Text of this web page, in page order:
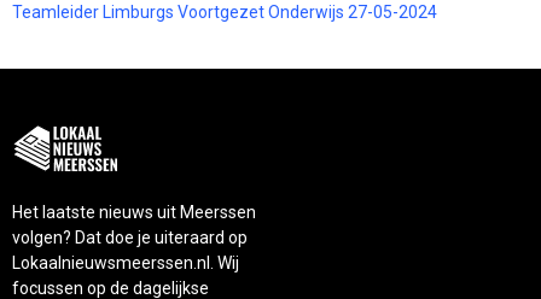
Teamleider Limburgs Voortgezet Onderwijs 27-05-2024
Het laatste nieuws uit Meerssen
volgen? Dat doe je uiteraard op
Lokaalnieuwsmeerssen.nl. Wij
focussen op de dagelijkse